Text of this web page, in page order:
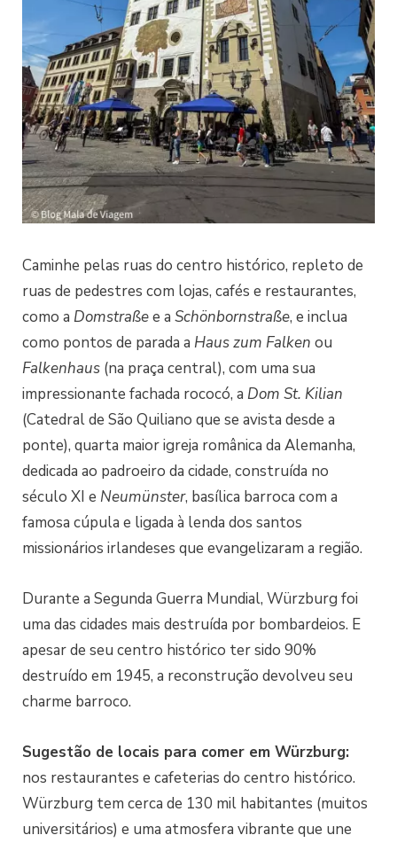
Caminhe pelas ruas do centro histórico, repleto de
ruas de pedestres com lojas, cafés e restaurantes,
como a Domstraßee a Schönbornstraße, e inclua
como pontos de parada a Hauszum Falken ou
Falkenhaus (na praça central), com uma sua
impressionante fachada rococó, a Dom St. Kilian
(Catedral de São Quiliano que se avista desde a
ponte), quarta maior igreja românica da Alemanha,
dedicada ao padroeiro da cidade, construída no
século XI e Neumünster, basílica barroca com a
famosa cúpula e ligada à lenda dos santos
missionários irlandeses que evangelizaram a região.
Durante a Segunda Guerra Mundial, Würzburg foi
uma das cidades mais destruída por bombardeios. E
apesar de seu centro histórico ter sido 90%
destruído em 1945, a reconstrução devolveu seu
charme barroco.
Sugestão de locais para comer em Würzburg:
nos restaurantes e cafeterias do centro histórico.
Würzburg tem cerca de 130 mil habitantes (muitos
universitários) e uma atmosfera vibrante que une